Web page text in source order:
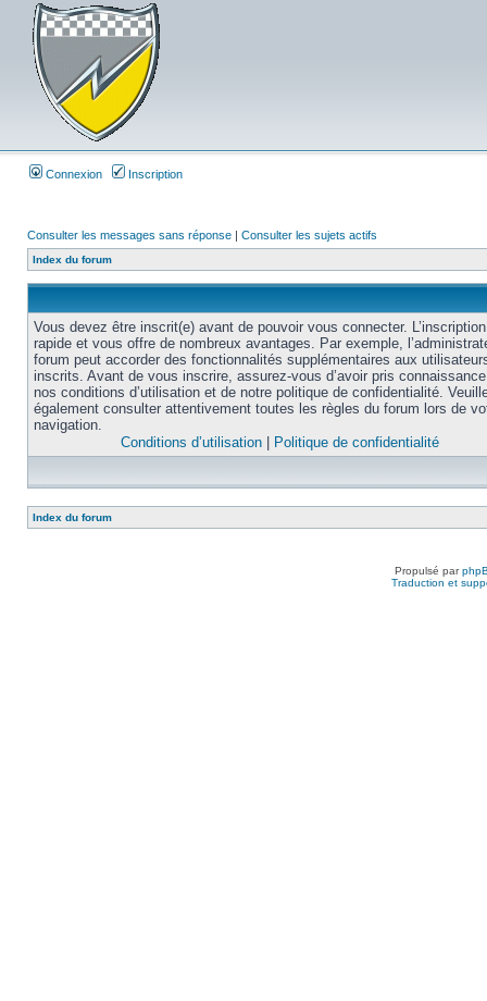
Connexion Inscription
Consulter les messages sans réponse | Consulter les sujets actifs
Index du forum
Vous devez être inscrit(e) avant de pouvoir vous connecter.
rapide et vous offre de nombreux avantages. Par exemple,
forum peut accorder des fonctionnalités supplémentaires aux
inscrits. Avant de vous inscrire, assurez-vous d’avoir pris
nos conditions d’utilisation et de notre politique de confidentialité.
également consulter attentivement toutes les règles du forum lors de
navigation.
Conditions d’utilisation
Politique de confidentialité
Index du forum
Propulsé par
Traduction et